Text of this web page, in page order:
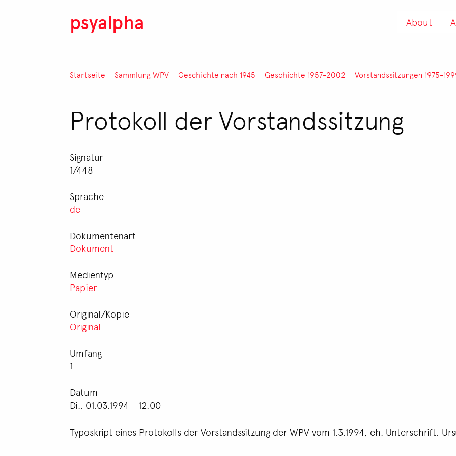
psyalpha About
Pfadnavigation
Startseite Sammlung WPV Geschichte nach 1945 Geschichte 1957-2002 Vorstandssitzungen 1975-
Protokoll der Vorstandssitzung
Signatur
1/448
Sprache
de
Dokumentenart
Dokument
Medientyp
Papier
Original/Kopie
Original
Umfang
1
Datum
Di., 01.03.1994 - 12:00
Typoskript eines Protokolls der Vorstandssitzung der WPV vom 1.3.1994; eh. Unterschrift: